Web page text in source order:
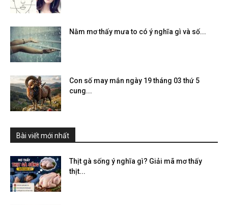
Nằm mơ thấy mưa to có ý nghĩa gì và số...
Con số may mắn ngày 19 tháng 03 thứ 5
cung...
Bài viết mới nhất
Thịt gà sống ý nghĩa gì? Giải mã mơ thấy
thịt...